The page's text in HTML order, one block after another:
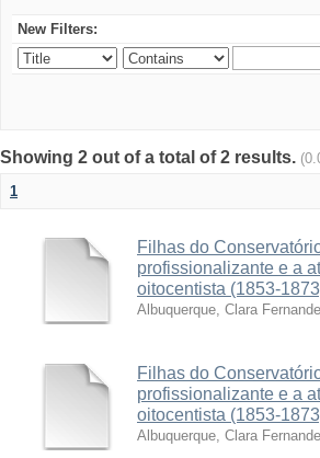
New Filters:
Showing 2 out of a total of 2 results.
1
Filhas do
profissionalizante e a
oitocentista (1853-
Albuquerque, Clara
Filhas do
profissionalizante e a
oitocentista (1853-
Albuquerque, Clara